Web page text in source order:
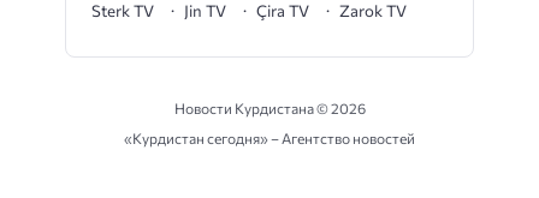
Sterk TV
Jin TV Çira TV Zarok TV
Новости Курдистана ©2026
«Курдистан сегодня» – Агентство новостей